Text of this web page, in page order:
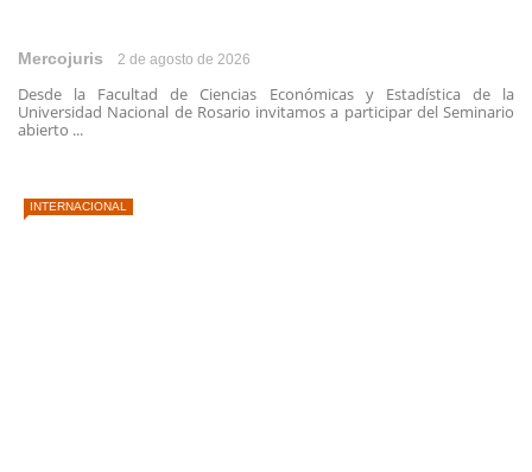
Mercojuris 2 de agosto de 2026
Desde la Facultad de Ciencias Económicas y Estadística de la
Universidad Nacional de Rosario invitamos a participar del Seminario
abierto ...
INTERNACIONAL